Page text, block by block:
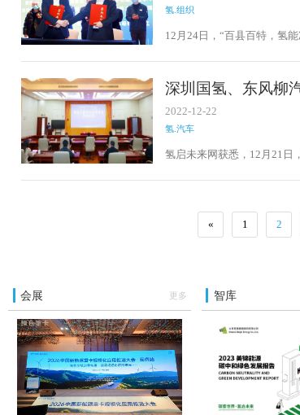
氢.组织
12月24日，“百县百特，氢
氢能冷链物流车，到2025年
而生，它的核心任务是实现
民，扩大绿色低碳消费，促
深圳国氢、东风柳
辆氢车
2022-12-22
氢.汽车
氢启未来网获悉，12月21日
署战略合作协议。值得一提
造为氢源集散枢纽，全力争
«
1 2
会展 更多 智库